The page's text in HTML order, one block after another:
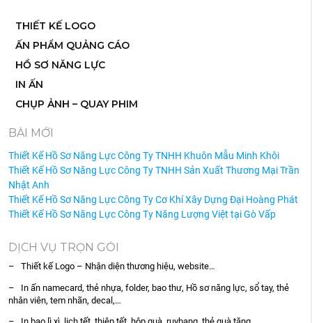
THIẾT KẾ LOGO
ẤN PHẨM QUẢNG CÁO
HỒ SƠ NĂNG LỰC
IN ẤN
CHỤP ẢNH – QUAY PHIM
BÀI MỚI
Thiết Kế Hồ Sơ Năng Lực Công Ty TNHH Khuôn Mẫu Minh Khôi
Thiết Kế Hồ Sơ Năng Lực Công Ty TNHH Sản Xuất Thương Mại Trần
Nhật Anh
Thiết Kế Hồ Sơ Năng Lực Công Ty Cơ Khí Xây Dựng Đại Hoàng Phát
Thiết Kế Hồ Sơ Năng Lực Công Ty Năng Lượng Việt tại Gò Vấp
DỊCH VỤ TRỌN GÓI
– Thiết kế Logo – Nhận diện thương hiệu, website…
– In ấn namecard, thẻ nhựa, folder, bao thư, Hồ sơ năng lực, sổ tay, thẻ
nhân viên, tem nhãn, decal,…